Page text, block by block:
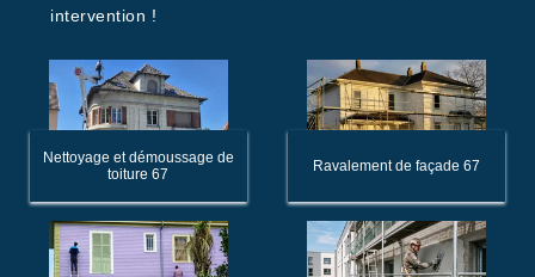
intervention !
Nettoyage et démoussage de
toiture 67
Ravalement de façade 67